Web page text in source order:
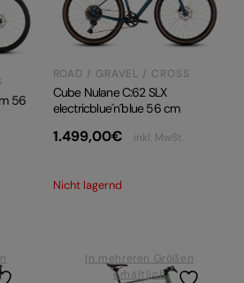
56
ROAD / GRAVEL / CROSS
Cube Nulane C:62 SLX
electricblue´n´blue 56 cm
1.499,00€ inkl. MwSt.
Nicht lagernd
In mehreren Größen
erhältlich